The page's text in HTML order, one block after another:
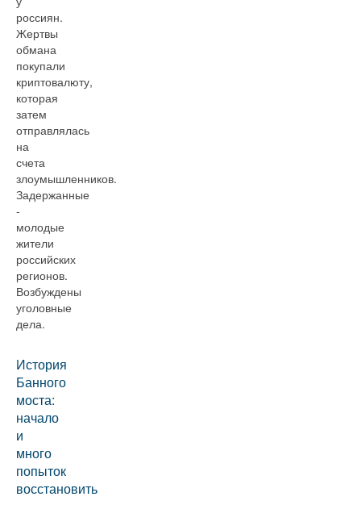
россиян.
Жертвы
обмана
покупали
криптовалюту,
которая
затем
отправлялась
на
счета
злоумышленников.
Задержанные
-
молодые
жители
российских
регионов.
Возбуждены
уголовные
дела.
История
Банного
моста:
начало
и
много
попыток
восстановить